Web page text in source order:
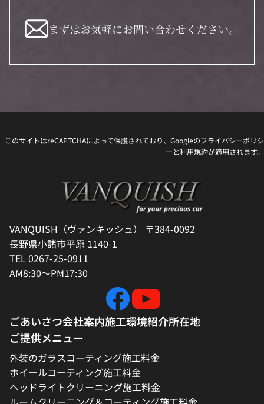
まずはお気軽にお問い合わせください。
このサイトはreCAPTCHAによって保護されており、Googleのプライバシーポリシ
ーと利用規約が適用されます。
VANQUISH（ヴァンキッシュ） 〒384-0092
長野県小諸市平原 1140-1
TEL 0267-25-0911
AM8:30～PM17:30
ごあいさつ会社案内施工環境紹介所在地
ご提供メニュー
外装のガラスコーティング施工料金
ホイールコーティング施工料金
ヘッドライトクリーニング施工料金